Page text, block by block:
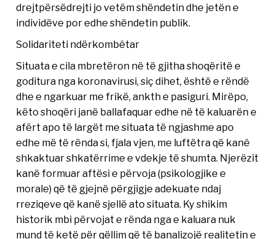
drejtpërsëdrejti jo vetëm shëndetin dhe jetën e
individëve por edhe shëndetin publik.
Solidariteti ndërkombêtar
Situata e cila mbretëron në të gjitha shoqëritë e
goditura nga koronavirusi, siç dihet, është e rëndë
dhe e ngarkuar me frikë, ankth e pasiguri. Mirëpo,
këto shoqëri janë ballafaquar edhe në të kaluarën e
afërt apo të largët me situata të ngjashme apo
edhe më të rënda si, fjala vjen, me luftëtra që kanê
shkaktuar shkatërrime e vdekje të shumta. Njerëzit
kanë formuar aftësi e përvoja (psikologjike e
morale) që të gjejnë përgjigje adekuate ndaj
rreziqeve që kanë sjellë ato situata. Ky shikim
historik mbi përvojat e rënda nga e kaluara nuk
mund të ketë për qëllim që të banalizojë realitetin e